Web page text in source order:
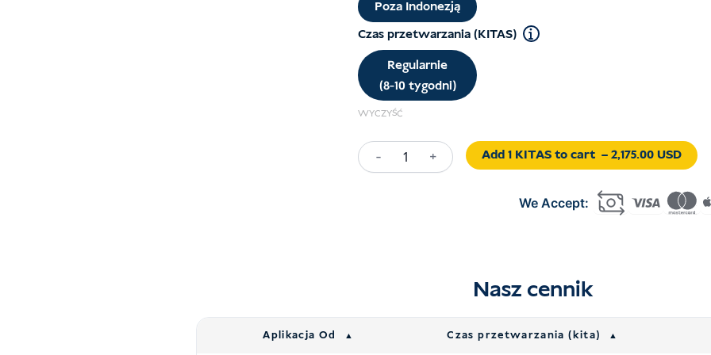
USD 2,425.00.
Poza Indonezją
Czas przetwarzania (KITAS)
Regularnie
(8-10 tygodni)
WYCZYŚĆ
-
Ilość
+ Add 1 KITAS to cart – 2,175.00 USD
Nasz cennik
Aplikacja Od Czas przetwarzania (kita)